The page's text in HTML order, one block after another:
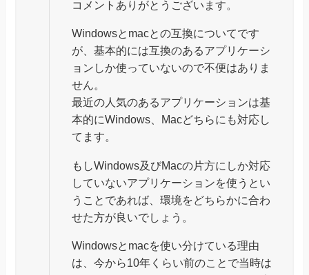
コメントありがとうございます。
Windowsとmacとの互換についてです
が、基本的には互換のあるアプリケーシ
ョンしか使っていないので不便はありま
せん。
最近の人気のあるアプリケーションは基
本的にWindows、Macどちらにも対応し
てます。
もしWindows及びMacの片方にしか対応
していないアプリケーションを使うとい
うことであれば、環境をどちらかに合わ
せた方が良いでしょう。
Windowsとmacを使い分けている理由
は、今から10年くらい前のことで当時は